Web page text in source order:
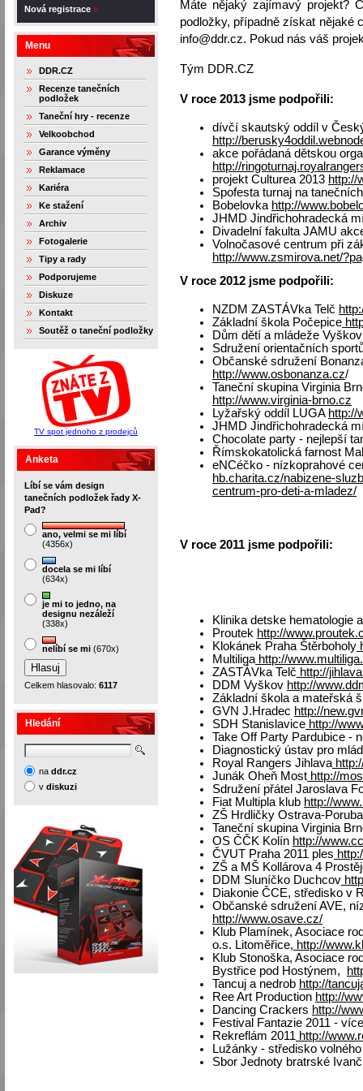
Nová registrace »
Menu
DDR.CZ
Recenze tanečních
podložek
Taneční hry - recenze
Velkoobchod
Garance výměny
Reklamace
Kariéra
Ke stažení
Archiv
Fotogalerie
Tipy a rady
Podporujeme
Diskuze
Kontakt
Soutěž o taneční podložky
TV spot jednoho z prodejců
Anketa
Líbí se vám design
tanečních podložek řady X-
Pad?
ano, velmi se mi líbí
(4356x)
docela se mi líbí
(634x)
je mi to jedno, na
designu nezáleží
(338x)
nelíbí se mi (670x)
Celkem hlasovalo: 6117
Hledání
na ddr.cz
v diskuzi
Máte nějaký zajímavý projekt?
podložky, případně získat nějaké
info@ddr.cz. Pokud nás váš
Tým DDR.CZ
V roce 2013 jsme podpořili:
dívčí skautský oddíl v
http://
akce pořádaná dětskou
http://
projekt Culturea 2013 http://
Spofesta turnaj na
Bobelovka http://
JHMD Jindřichohradecká
Divadelní fakulta JAMU
Volnočasové centrum při
http://www.zsmirova.net/
V roce 2012 jsme podpořili:
NZDM ZASTÁVka Telč
Základní škola Počepice
Dům dětí a mládeže
Sdružení orientačních
Občanské sdružení
http://www.osbonanza.cz/
Taneční skupina Virginia
http://www.virginia-brno.cz
Lyžařský oddíl LUGA http://
JHMD Jindřichohradecká
Chocolate party - nejlepší
Římskokatolická farnost
eNCéčko - nízkoprahové
hb.charita.cz/nabizene-
centrum-pro-deti-a-mladez/
V roce 2011 jsme podpořili:
Klinika detske hematologie
Proutek http://
Klokánek Praha Štěrboholy
Multiligahttp://
ZASTÁVka Telč http://
DDM Vyškov http://
Základní škola a mateřská
GVN J.Hradec http://
SDH Stanislavice http://
Take Off Party Pardubice -
Diagnostický ústav pro
Royal Rangers Jihlava
Junák Oheň Most http://
Sdružení přátel Jaroslava
Fiat Multipla klub http://
ZŠ Hrdličky Ostrava-Poruba
Taneční skupina Virginia
OS ČČK Kolín http://
ČVUT Praha 2011 ples
ZŠ a MŠ Kollárova 4
DDM Sluníčko Duchcov
Diakonie ČCE, středisko v
Občanské sdružení AVE,
http://www.osave.cz/
Klub Plamínek, Asociace
o.s. Litoměřice, http://
Klub Stonoška, Asociace
Bystřice pod Hostýnem,
Tancuj a nedrob http://
Ree Art Production http://
Dancing Crackers http://
Festival Fantazie 2011 -
Rekreflám 2011 http://
Lužánky - středisko
Sbor Jednoty bratrské